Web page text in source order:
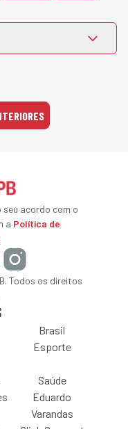
acordo com o
a Política de
Todos os direitos
Brasil
Esporte
Saúde
Eduardo
Varandas